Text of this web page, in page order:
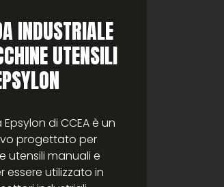
INDUSTRIALE
UTENSILI
di CCEA è un
progettato per
utensili manuali e
essere utilizzato in